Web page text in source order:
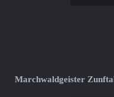
Marchwaldgeister